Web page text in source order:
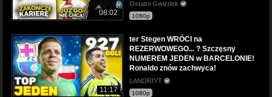
08:02
Ostatni Gwizdek
1080p
11:17
ter Stegen WRÓCI na
REZERWOWEGO... ? Szczęsny
NUMEREM JEDEN w BARCELONIE!
Ronaldo znów zachwyca!
LANDRIYT
1080p